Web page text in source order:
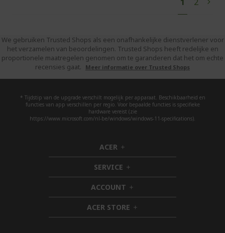
lees
pagina
We gebruiken Trusted Shops als een onafhankelijke dienstverlener voor
het verzamelen van beoordelingen. Trusted Shops heeft redelijke en
proportionele maatregelen genomen om te garanderen dat het om echte
recensies gaat.
Meer informatie over Trusted Shops
* Tijdstip van de upgrade verschilt mogelijk per apparaat. Beschikbaarheid en
functies van app verschillen per regio. Voor bepaalde functies is specifieke
hardware vereist (zie
https://www.microsoft.com/nl-be/windows/windows-11-specifications).
ACER h
i
d
d
e
n
SERVICE h
i
d
d
e
n
ACCOUNT h
i
d
d
ACER STORE h
i